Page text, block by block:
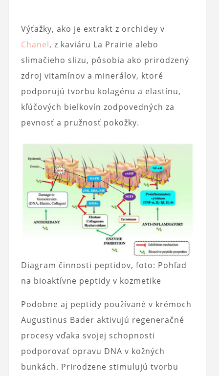
Výťažky, ako je extrakt z orchidey v
Chanel, z kaviáru La Prairie alebo
slimačieho slizu, pôsobia ako prirodzený
zdroj vitamínov a minerálov, ktoré
podporujú tvorbu kolagénu a elastínu,
kľúčových bielkovín zodpovedných za
pevnosť a pružnosť pokožky.
Diagram činnosti peptidov, foto: Pohľad
na bioaktívne peptidy v kozmetike
Podobne aj peptidy používané v krémoch
Augustinus Bader aktivujú regeneračné
procesy vďaka svojej schopnosti
podporovať opravu DNA v kožných
bunkách. Prirodzene stimulujú tvorbu